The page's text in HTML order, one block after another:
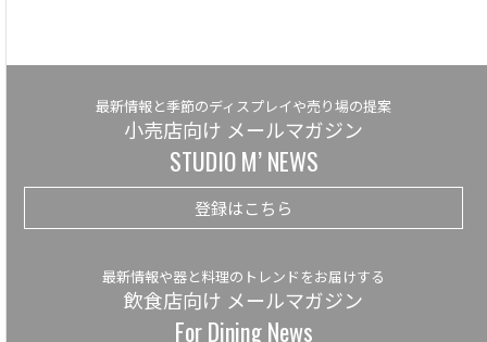
最新情報と季節のディスプレイや売り場の提案
小売店向け メールマガジン
STUDIO M’ NEWS
登録はこちら
最新情報や器と料理のトレンドをお届けする
飲食店向け メールマガジン
For Dining News